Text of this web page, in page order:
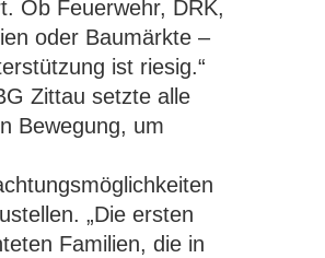
Ob Feuerwehr, DRK,
oder Baumärkte –
ist riesig.“
Zittau setzte alle
Bewegung, um
„Die ersten
Familien, die in